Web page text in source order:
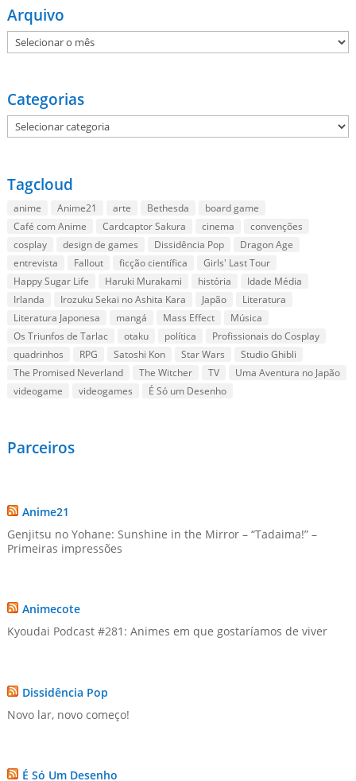
Arquivo
Arquivo
Categorias
Categorias
Tagcloud
anime Anime21 arte Bethesda
board game
Café com Anime
Cardcaptor Sakura cinema
convenções
cosplay
design de games Dissidência Pop
Dragon Age
entrevista
Fallout ficção científica
Girls' Last Tour
Happy Sugar Life
Haruki Murakami história
Idade Média
Irlanda
Irozuku Sekai no Ashita Kara Japão
Literatura
Literatura Japonesa
mangá Mass Effect
Música
Os Triunfos de Tarlac
otaku política
Profissionais do Cosplay
quadrinhos
RPG Satoshi Kon Star Wars
Studio Ghibli
The Promised Neverland
The Witcher TV
Uma Aventura no Japão
videogame
videogames É Só um Desenho
Parceiros
Anime21
Genjitsu no Yohane: Sunshine in the Mirror – “Tadaima!” –
Primeiras impressões
Animecote
Kyoudai Podcast #281: Animes em que gostaríamos de viver
Dissidência Pop
Novo lar, novo começo!
É Só Um Desenho